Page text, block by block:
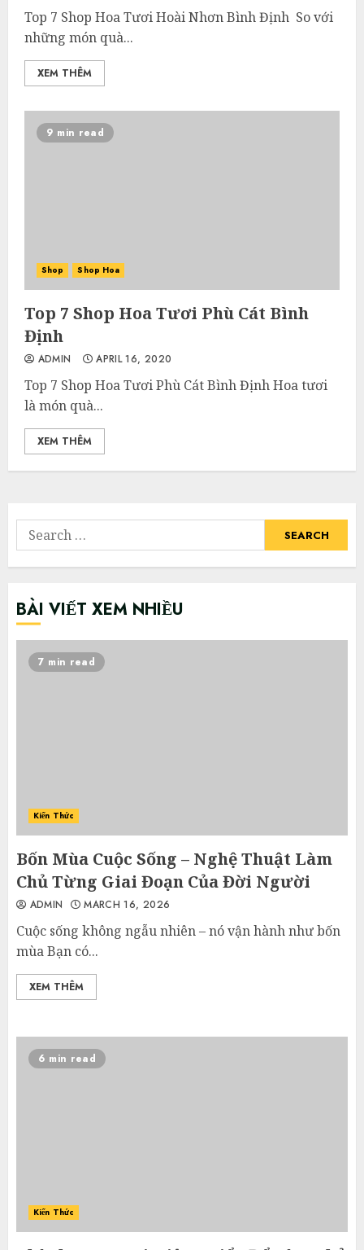
Top 7 Shop Hoa Tươi Hoài Nhơn Bình Định So với
những món quà...
XEM THÊM
9 min read
Shop Shop Hoa
Top 7 Shop Hoa Tươi Phù Cát Bình
Định
ADMIN APRIL 16, 2020
Top 7 Shop Hoa Tươi Phù Cát Bình Định Hoa tươi
là món quà...
XEM THÊM
Search
for:
BÀI VIẾT XEM NHIỀU
7 min read
Kiến Thức
Bốn Mùa Cuộc Sống – Nghệ Thuật Làm
Chủ Từng Giai Đoạn Của Đời Người
ADMIN MARCH 16, 2026
Cuộc sống không ngẫu nhiên – nó vận hành như bốn
mùa Bạn có...
XEM THÊM
6 min read
Kiến Thức